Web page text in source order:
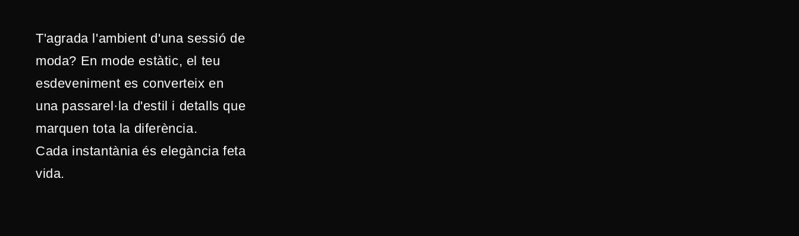
T'agrada l'ambient d'una sessió de
moda? En mode estàtic, el teu
esdeveniment es converteix en
una passarel·la d'estil i detalls que
marquen tota la diferència.
Cada instantània és elegància feta
vida.